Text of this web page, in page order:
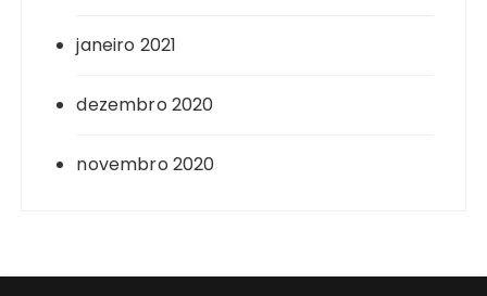
janeiro 2021
dezembro 2020
novembro 2020